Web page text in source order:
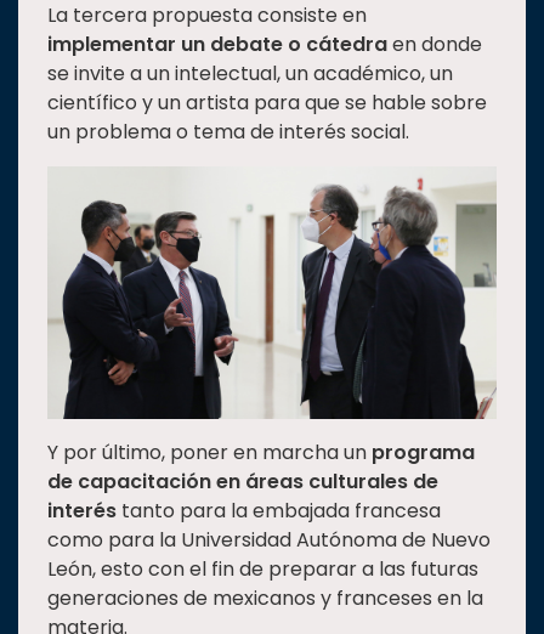
La tercera propuesta consiste en
implementar un debate o cátedraen donde
se invite a un intelectual, un académico, un
científico y un artista para que se hable sobre
un problema o tema de interés social.
Y por último, poner en marcha un programa
de capacitación en áreas culturales de
interés tanto para la embajada francesa
como para la Universidad Autónoma de Nuevo
León, esto con el fin de preparar a las futuras
generaciones de mexicanos y franceses en la
materia.